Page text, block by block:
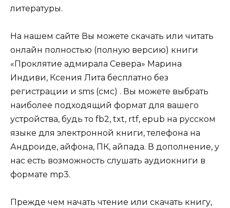
литературы.
На нашем сайте Вы можете скачать или читать
онлайн полностью (полную версию) книги
«Проклятие адмирала Севера» Марина
Индиви, Ксения Лита бесплатно без
регистрации и sms (смс) . Вы можете выбрать
наиболее подходящий формат для вашего
устройства, будь то fb2, txt, rtf, epub на русском
языке для электронной книги, телефона на
Андроиде, айфона, ПК, айпада. В дополнение, у
нас есть возможность слушать аудиокниги в
формате mp3.
Прежде чем начать чтение или скачать книгу,